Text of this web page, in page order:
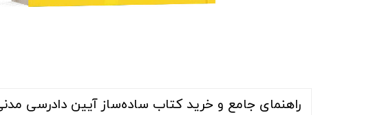
راهنمای جامع و خرید کتاب ساده‌ساز آیین دادرسی